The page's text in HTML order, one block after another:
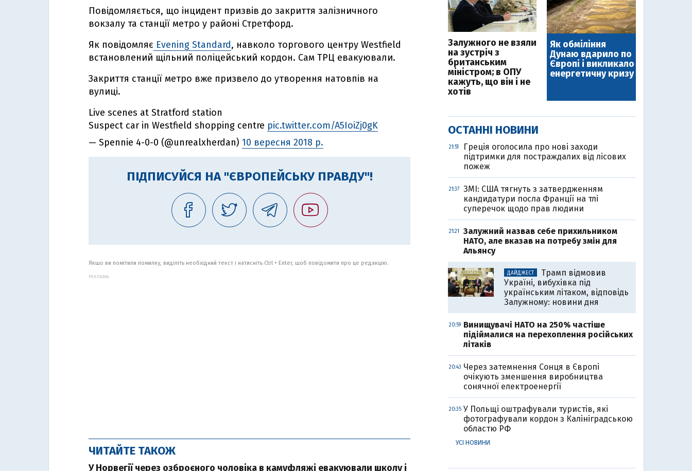
Повідомляється, що інцидент призвів до закриття залізничного
вокзалу та станції метро у районі Стретфорд.
Як повідомляє Evening Standard, навколо торгового центру Westfield
встановлений щільний поліцейський кордон. Сам ТРЦ евакуювали.
Закриття станції метро вже призвело до утворення натовпів на
вулиці.
Live scenes at Stratford station
Suspect car in Westfield shopping centre pic.twitter.com/A5IoiZj0gK
— Spennie 4-0-0 (@unrealxherdan) 10 вересня 2018 р.
ПІДПИСУЙСЯ НА "ЄВРОПЕЙСЬКУ ПРАВДУ"!
Якщо ви помітили помилку, виділіть необхідний текст і натисніть Ctrl + Enter, щоб повідомити про це редакцію.
РЕКЛАМА:
ЧИТАЙТЕ ТАКОЖ
У Норвегії через озброєного чоловіка в камуфляжі евакуювали школу і
Залужного не взяли
на зустріч з
британським
міністром; в ОПУ
кажуть, що він і не
хотів
Як обміління
Дунаю вдарило по
Європі і викликало
енергетичну кризу
ОСТАННІ НОВИНИ
21:51
Греція оголосила про нові заходи
підтримки для постраждалих від лісових
пожеж
21:37
ЗМІ: США тягнуть з затвердженням
кандидатури посла Франції на тлі
суперечок щодо прав людини
21:21
Залужний назвав себе прихильником
НАТО, але вказав на потребу змін для
Альянсу
ДАЙДЖЕСТ
Трамп відмовив
Україні, вибухівка під
українським літаком, відповідь
Залужному: новини дня
20:59 Винищувачі НАТО на 250% частіше
підіймалися на перехоплення російських
літаків
20:43 Через затемнення Сонця в Європі
очікують зменшення виробництва
сонячної електроенергії
20:35 У Польщі оштрафували туристів, які
фотографували кордон з Калініградською
областю РФ
УСІ НОВИНИ